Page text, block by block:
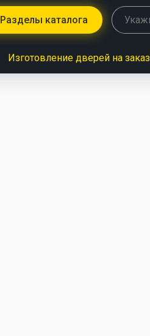
Разделы каталога
Изготовление дверей на заказ